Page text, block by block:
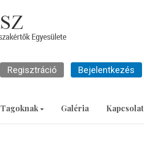
Regisztráció Bejelentkezés
Tagoknak Galéria Kapcsolat